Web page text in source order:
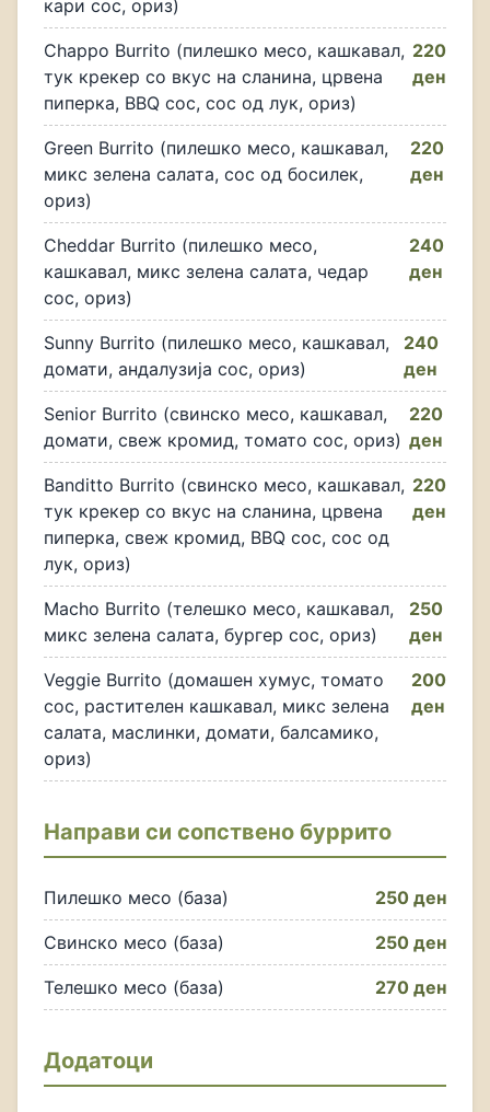
кари сос, ориз)
Chappo Burrito (пилешко месо, кашкавал,
тук крекер со вкус на сланина, црвена
пиперка, BBQ сос, сос од лук, ориз)
220
ден
Green Burrito (пилешко месо, кашкавал,
микс зелена салата, сос од босилек,
ориз)
220
ден
Cheddar Burrito (пилешко месо,
кашкавал, микс зелена салата, чедар
сос, ориз)
240
ден
Sunny Burrito (пилешко месо, кашкавал,
домати, андалузија сос, ориз)
240
ден
Senior Burrito (свинско месо, кашкавал,
домати, свеж кромид, томато сос, ориз)
220
ден
Banditto Burrito (свинско месо, кашкавал,
тук крекер со вкус на сланина, црвена
пиперка, свеж кромид, BBQ сос, сос од
лук, ориз)
220
ден
Macho Burrito (телешко месо, кашкавал,
микс зелена салата, бургер сос, ориз)
250
ден
Veggie Burrito (домашен хумус, томато
сос, растителен кашкавал, микс зелена
салата, маслинки, домати, балсамико,
ориз)
200
ден
Направи си сопствено буррито
Пилешко месо (база) 250 ден
Свинско месо (база) 250 ден
Телешко месо (база) 270 ден
Додатоци